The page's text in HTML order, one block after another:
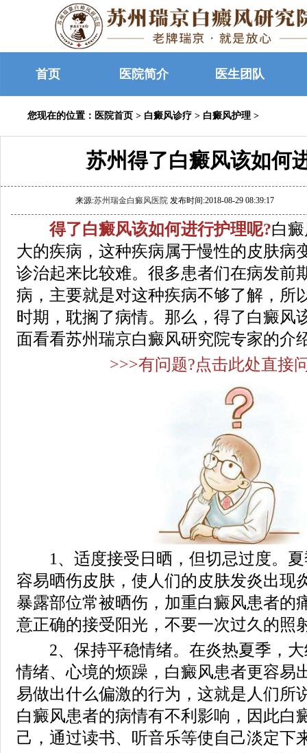
首页 医院简介 医生团队
您现在的位置： 医院首页 > 白癜风诊疗 > 白癜风护理 >
苏州得了白癜风该如何
来源:苏州瑞金白癜风医院 发布时间:2018-08-29 08:39:17
得了白癜风该如何进行护理呢?白
大的疾病，这种疾病属于慢性的皮肤病
诊治起来比较难。很多患者们在病发前
病，主要就是对这种疾病不够了解，所
时期，耽搁了病情。那么，得了白癜风
面看看苏州瑞京白癜风研究院专家的介
>>>有问题?点击此处直接
1、适度接受日晒，但切忌过度。夏
容易晒伤皮肤，使人们的皮肤发炎出现
暴露部位常被晒伤，加重白癜风患者的
意正确的接受阳光，不要一次过久的照
2、保持平稳情绪。在炎热夏季，大
情绪、心境的烦躁，白癜风患者更容易
易做出什么偏激的行为，这就是人们所
白癜风患者的病情有不利影响，因此白
己，通过读书、听音乐等使自己淡定下